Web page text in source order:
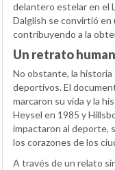
delantero estelar en el
Dalglish se convirtió en
contribuyendo a la
Un retrato
No obstante, la historia
deportivos. El
marcaron su vida y la
Heysel en 1985 y
impactaron al deporte,
los corazones de los
A través de un relato